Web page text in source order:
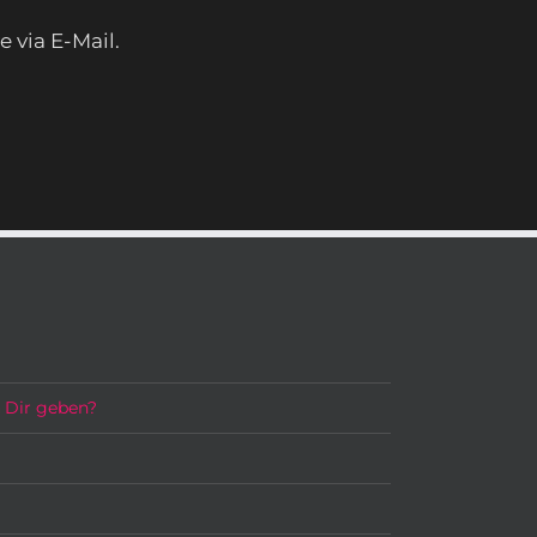
via E-Mail.
geben?